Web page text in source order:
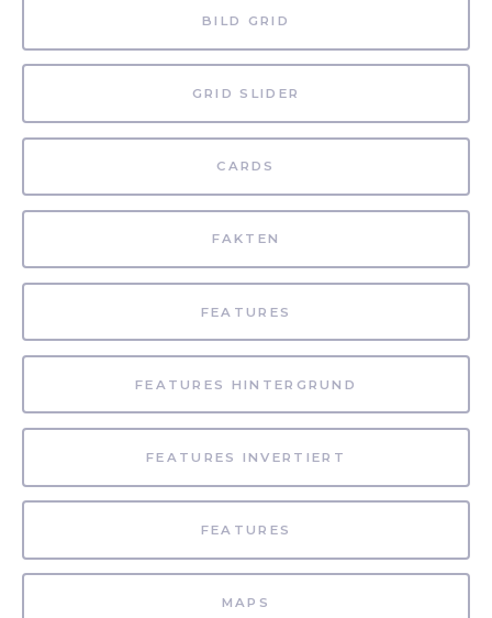
BILD GRID
GRID SLIDER
CARDS
FAKTEN
FEATURES
FEATURES HINTERGRUND
FEATURES INVERTIERT
FEATURES
MAPS